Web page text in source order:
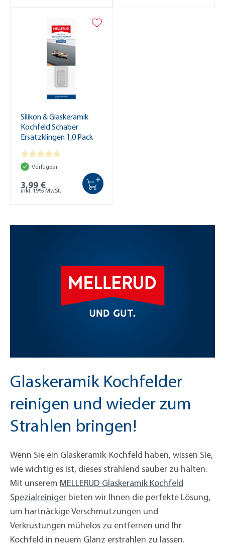
Silikon & Glaskeramik
Kochfeld Schaber
Ersatzklingen 1,0 Pack
Verfügbar
3,99 €
inkl. 19% MwSt.
+
Glaskeramik Kochfelder
reinigen und wieder zum
Strahlen bringen!
Wenn Sie ein Glaskeramik-Kochfeld haben, wissen Sie,
wie wichtig es ist, dieses strahlend sauber zu halten.
Mit unserem MELLERUD Glaskeramik Kochfeld
Spezialreiniger bieten wir Ihnen die perfekte Lösung,
um hartnäckige Verschmutzungen und
Verkrustungen mühelos zu entfernen und Ihr
Kochfeld in neuem Glanz erstrahlen zu lassen.